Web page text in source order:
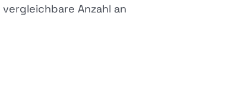
Anzahl an